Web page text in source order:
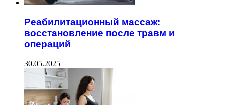
Реабилитационный массаж:
восстановление после травм и
операций
30.05.2025